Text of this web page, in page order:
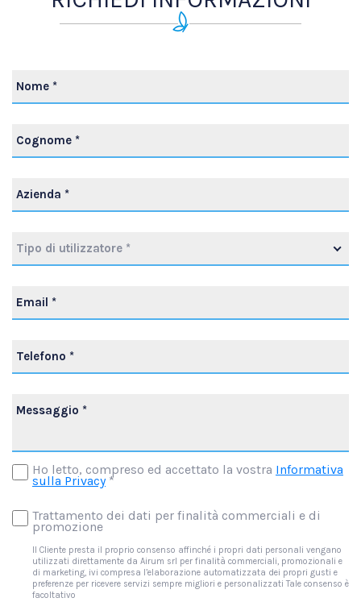
Tipo di utilizzatore *
Ho letto, compreso ed accettato la vostra Informativa
sulla Privacy*
Trattamento dei dati per finalità commerciali e di
promozione
Il Cliente presta il proprio consenso affinché i propri dati personali vengano
utilizzati direttamente da Airum srl per finalità commerciali, promozionali e
di marketing, ivi compresa l’elaborazione automatizzata dei propri gusti e
preferenze per ricevere servizi sempre migliori e personalizzati Tale consenso è
facoltativo